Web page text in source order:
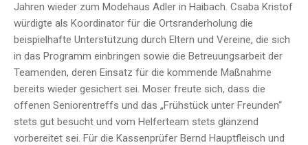
Jahren wieder zum Modehaus Adler in Haibach. Csaba Kristof
würdigte als Koordinator für die Ortsranderholung die
beispielhafte Unterstützung durch Eltern und Vereine, die sich
in das Programm einbringen sowie die Betreuungsarbeit der
Teamenden, deren Einsatz für die kommende Maßnahme
bereits wieder gesichert sei. Moser freute sich, dass die
offenen Seniorentreffs und das „Frühstück unter Freunden“
stets gut besucht und vom Helferteam stets glänzend
vorbereitet sei. Für die Kassenprüfer Bernd Hauptfleisch und